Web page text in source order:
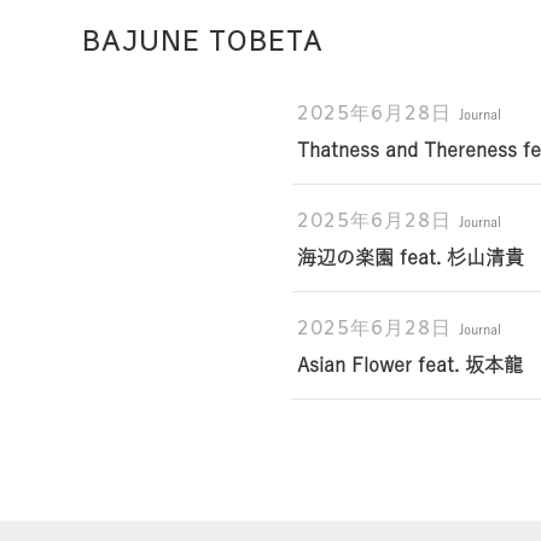
Top
BAJUNE TOBETA
2025年6月28日 Journal
Thatness and Thereness
2025年6月28日 Journal
海辺の楽園 feat. 杉山清貴
2025年6月28日 Journal
Asian Flower feat. 坂本龍